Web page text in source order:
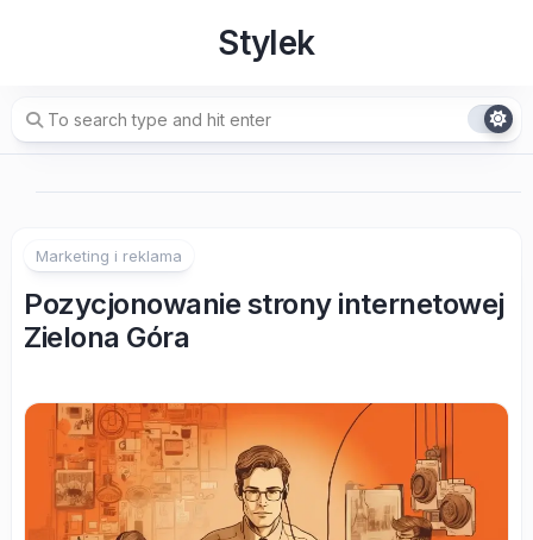
Stylek
Marketing i reklama
Pozycjonowanie strony internetowej
Zielona Góra